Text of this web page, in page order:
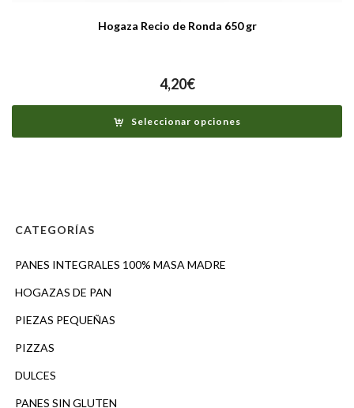
Hogaza Recio de Ronda 650 gr
4,20€
Seleccionar opciones
CATEGORÍAS
PANES INTEGRALES 100% MASA MADRE
HOGAZAS DE PAN
PIEZAS PEQUEÑAS
PIZZAS
DULCES
PANES SIN GLUTEN